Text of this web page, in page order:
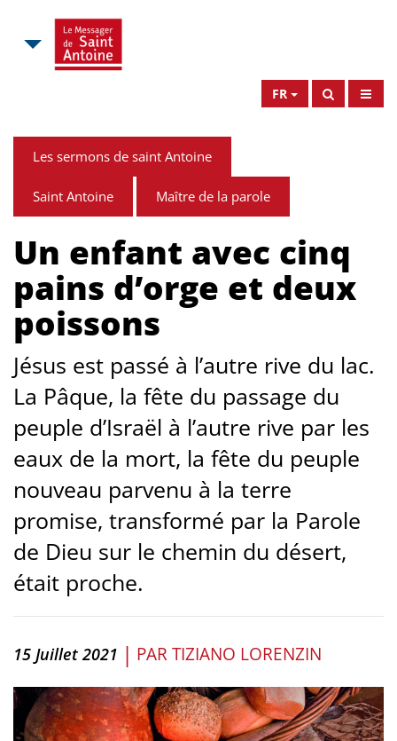
FR
Les sermons de saint Antoine
Saint Antoine Maître de la parole
Un enfant avec cinq
pains d’orge et deux
poissons
Jésus est passé à l’autre rive du lac.
La Pâque, la fête du passage du
peuple d’Israël à l’autre rive par les
eaux de la mort, la fête du peuple
nouveau parvenu à la terre
promise, transformé par la Parole
de Dieu sur le chemin du désert,
était proche.
15 Juillet 2021 | PARTIZIANO LORENZIN